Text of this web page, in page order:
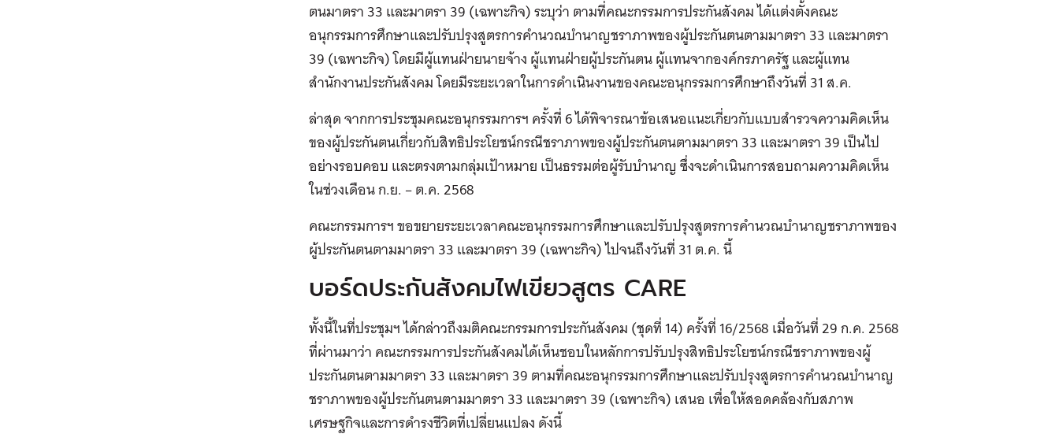
ตนมาตรา 33 และมาตรา 39 (เฉพาะกิจ) ระบุว่า ตามที่คณะกรรมการประกันสังคม ได้แต่งตั้งคณะ
อนุกรรมการศึกษาและปรับปรุงสูตรการคำนวณบำนาญชราภาพของผู้ประกันตนตามมาตรา 33 และมาตรา
39 (เฉพาะกิจ) โดยมีผู้แทนฝ่ายนายจ้าง ผู้แทนฝ่ายผู้ประกันตน ผู้แทนจากองค์กรภาครัฐ และผู้แทน
สำนักงานประกันสังคม โดยมีระยะเวลาในการดำเนินงานของคณะอนุกรรมการศึกษาถึงวันที่ 31 ส.ค.
ล่าสุด จากการประชุมคณะอนุกรรมการฯ ครั้งที่ 6 ได้พิจารณาข้อเสนอแนะเกี่ยวกับแบบสำรวจความคิดเห็น
ของผู้ประกันตนเกี่ยวกับสิทธิประโยชน์กรณีชราภาพของผู้ประกันตนตามมาตรา 33 และมาตรา 39 เป็นไป
อย่างรอบคอบ และตรงตามกลุ่มเป้าหมาย เป็นธรรมต่อผู้รับบำนาญ ซึ่งจะดำเนินการสอบถามความคิดเห็น
ในช่วงเดือน ก.ย. – ต.ค. 2568
คณะกรรมการฯ ขอขยายระยะเวลาคณะอนุกรรมการศึกษาและปรับปรุงสูตรการคำนวณบำนาญชราภาพของ
ผู้ประกันตนตามมาตรา 33 และมาตรา 39 (เฉพาะกิจ) ไปจนถึงวันที่ 31 ต.ค. นี้
บอร์ดประกันสังคมไฟเขียวสูตร CARE
ทั้งนี้ในที่ประชุมฯ ได้กล่าวถึงมติคณะกรรมการประกันสังคม (ชุดที่ 14) ครั้งที่ 16/2568 เมื่อวันที่ 29 ก.ค. 2568
ที่ผ่านมาว่า คณะกรรมการประกันสังคมได้เห็นชอบในหลักการปรับปรุงสิทธิประโยชน์กรณีชราภาพของผู้
ประกันตนตามมาตรา 33 และมาตรา 39 ตามที่คณะอนุกรรมการศึกษาและปรับปรุงสูตรการคำนวณบำนาญ
ชราภาพของผู้ประกันตนตามมาตรา 33 และมาตรา 39 (เฉพาะกิจ) เสนอ เพื่อให้สอดคล้องกับสภาพ
เศรษฐกิจและการดำรงชีวิตที่เปลี่ยนแปลง ดังนี้